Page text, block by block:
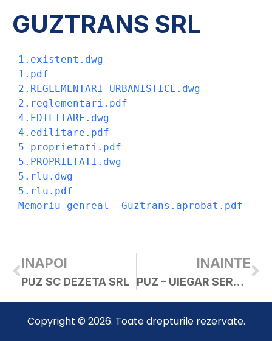
GUZTRANS SRL
1.existent.dwg
1.pdf
2.REGLEMENTARI URBANISTICE.dwg
2.reglementari.pdf
4.EDILITARE.dwg
4.edilitare.pdf
5 proprietati.pdf
5.PROPRIETATI.dwg
5.rlu.dwg
5.rlu.pdf
Memoriu genreal  Guztrans.aprobat.pdf
INAPOI
PUZ SC DEZETA SRL
INAINTE
PUZ – UIEGAR SERGIU
Copyright © 2026. Toate drepturile rezervate.